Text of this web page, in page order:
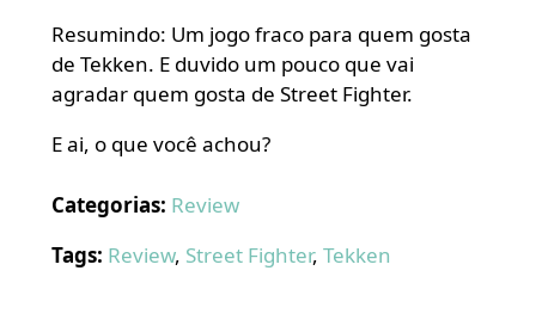
Resumindo: Um jogo fraco para quem gosta
de Tekken. E duvido um pouco que vai
agradar quem gosta de Street Fighter.
E ai, o que você achou?
Categorias: Review
Tags: Review, Street Fighter, Tekken